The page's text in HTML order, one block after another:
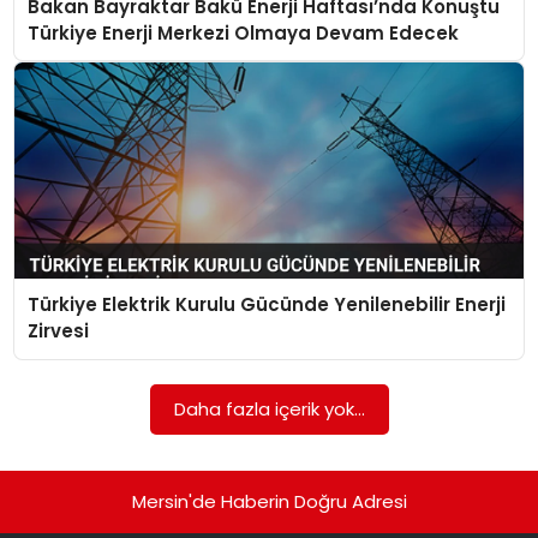
EKONOMI
MAGAZIN
DÜNYA
OTOMOBIL
Bakan Bayraktar Bakü Enerji Haftası’nda Konuştu
Türkiye Enerji Merkezi Olmaya Devam Edecek
Türkiye Elektrik Kurulu Gücünde Yenilenebilir Enerji
Zirvesi
Daha fazla içerik yok...
Mersin'de Haberin Doğru Adresi